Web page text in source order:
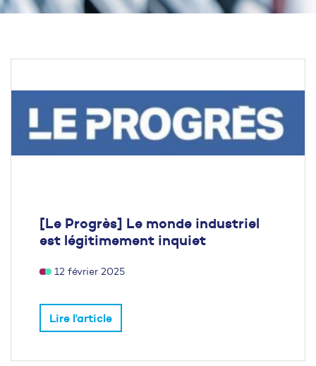
[Le Progrès] Le monde industriel
est légitimement inquiet
12 février 2025
Lire l'article